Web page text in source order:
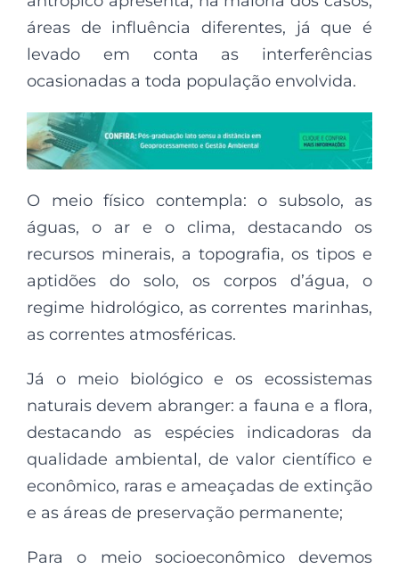
áreas de influência diferentes, já que é
levado em conta as interferências
ocasionadas a toda população envolvida.
O meio físico contempla: o subsolo, as
águas, o ar e o clima, destacando os
recursos minerais, a topografia, os tipos e
aptidões do solo, os corpos d’água, o
regime hidrológico, as correntes marinhas,
as correntes atmosféricas.
Já o meio biológico e os ecossistemas
naturais devem abranger: a fauna e a flora,
destacando as espécies indicadoras da
qualidade ambiental, de valor científico e
econômico, raras e ameaçadas de extinção
e as áreas de preservação permanente;
Para o meio socioeconômico devemos